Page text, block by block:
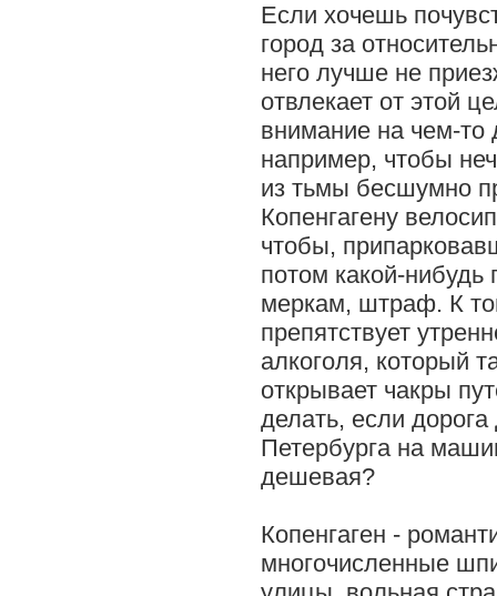
Если хочешь
город за
него лучше не
отвлекает от этой
внимание на чем-то
например, чтобы
из тьмы бесшумно
Копенгагену
чтобы,
потом какой-нибудь
меркам, штраф. К
препятствует
алкоголя, который
открывает чакры
делать, если дорога
Петербурга на
дешевая?
Копенгаген -
многочисленные